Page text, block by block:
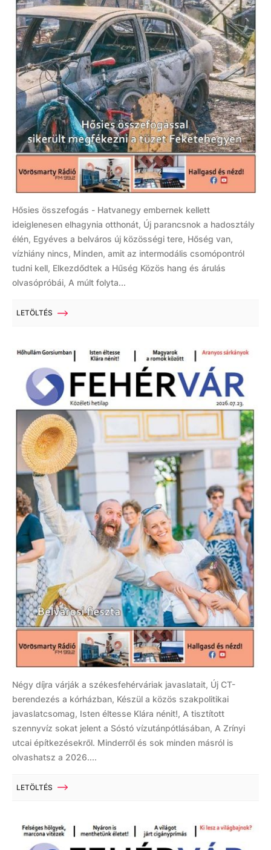
Hősies összefogás - Hatvanegy embernek kellett
ideiglenesen elhagynia otthonát, Új parancsnok a hadosztály
élén, Egyéves a belváros új közösségi tere, Hőség van,
vízhiány nincs, Minden, amit az intermodális csomópontról
tudni kell, Elkezdődtek a Hűség Közös hang és árulás
olvasópróbái, A múlt folyta...
LETÖLTÉS
Négy díjra várják a székesfehérváriak javaslatait, Új CT-
berendezés a kórházban, Készül a közös szakpolitikai
javaslatcsomag, Isten éltesse Klára nénit!, A tisztított
szennyvíz sokat jelent a Sóstó vízutánpótlásában, A Zrínyi
utcai építkezésekről. Minderről és sok minden másról is
olvashatsz a 2026....
LETÖLTÉS